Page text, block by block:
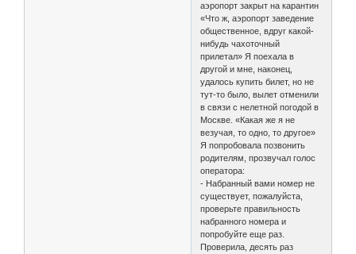
аэропорт закрыт на карантин
«Что ж, аэропорт заведение
общественное, вдруг какой-
нибудь чахоточный
прилетал» Я поехала в
другой и мне, наконец,
удалось купить билет, но не
тут-то было, вылет отменили
в связи с нелетной погодой в
Москве. «Какая же я не
везучая, то одно, то другое»
Я попробовала позвонить
родителям, прозвучал голос
оператора:
- Набранный вами номер не
существует, пожалуйста,
проверьте правильность
набранного номера и
попробуйте еще раз.
Проверила, десять раз